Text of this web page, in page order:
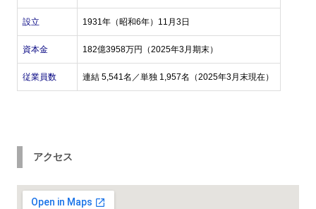
設立 1931年（昭和6年）11月3日
資本金 182億3958万円（2025年3月期末）
従業員数 連結 5,541名／単独 1,957名（2025年3月末現在）
アクセス